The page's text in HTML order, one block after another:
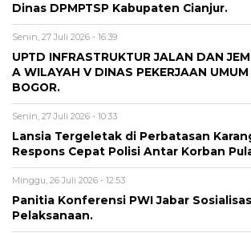
Dinas DPMPTSP Kabupaten Cianjur.
Senin, 27 Juli 2026 - 16:39
UPTD INFRASTRUKTUR JALAN DAN
A WILAYAH V DINAS PEKERJAAN
BOGOR.
Senin, 27 Juli 2026 - 10:33
Lansia Tergeletak di Perbatasan
Respons Cepat Polisi Antar Korban
Minggu, 26 Juli 2026 - 12:53
Panitia Konferensi PWI Jabar
Pelaksanaan.